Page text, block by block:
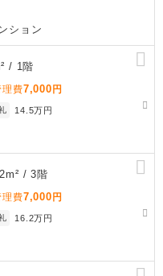
ション
/ 1階
理費7,000 円
14.5万円
/ 3階
理費7,000 円
16.2万円